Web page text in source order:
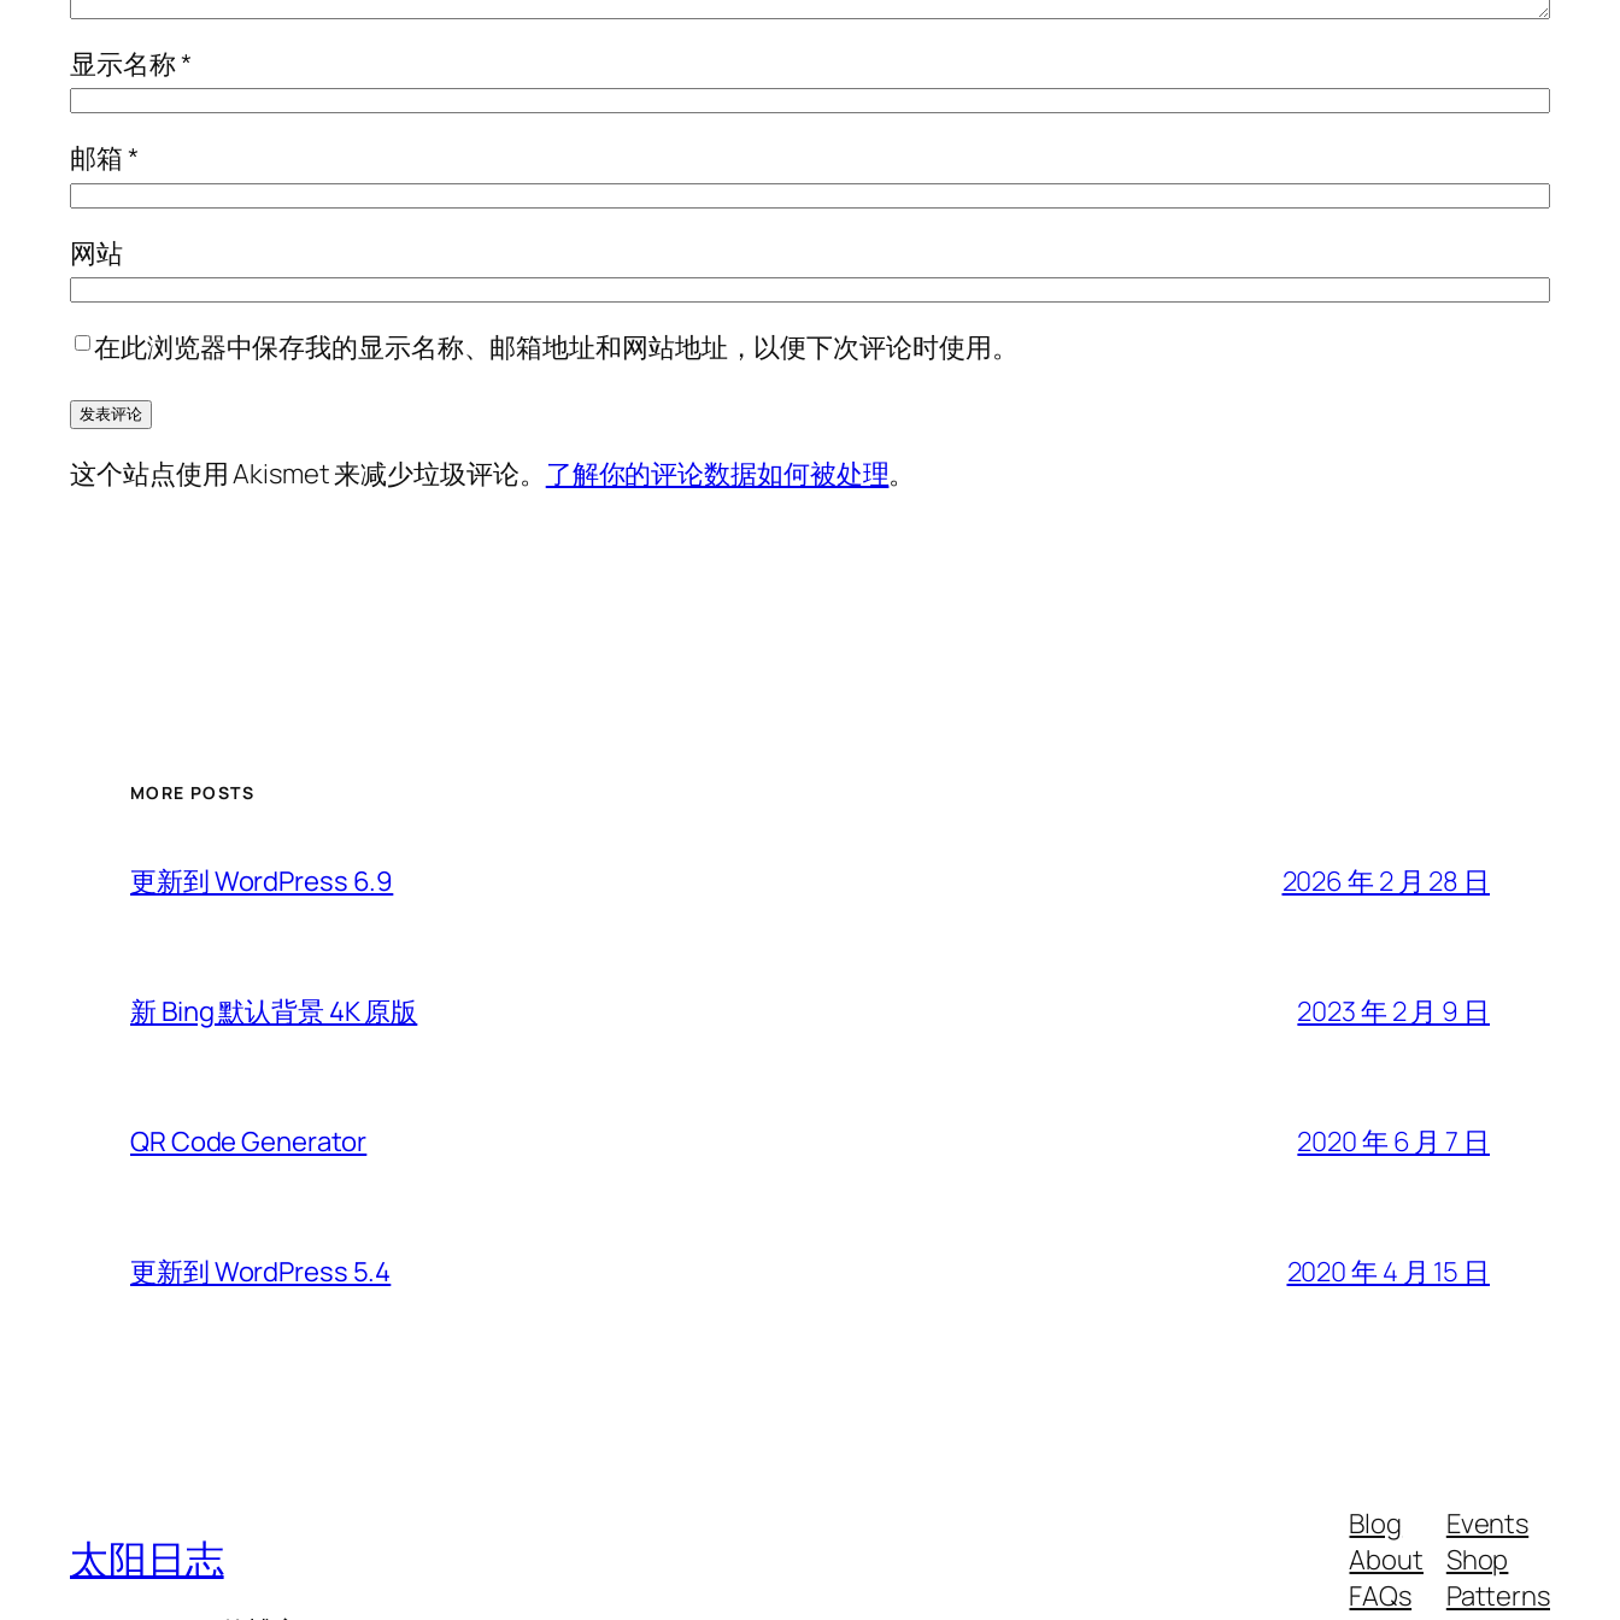
显示名称*
邮箱*
网站
在此浏览器中保存我的显示名称、邮箱地址和网站地址，以便下次评论时使用。
这个站点使用 Akismet 来减少垃圾评论。 了解你的评论数据如何被处理。
MORE POSTS
更新到 WordPress 6.9 2026 年 2 月 28 日
新 Bing 默认背景 4K 原版 2023 年 2 月 9 日
QR Code Generator 2020 年 6 月 7 日
更新到 WordPress 5.4 2020 年 4 月 15 日
太阳日志
Blog
About
FAQs
Events
Shop
Patterns